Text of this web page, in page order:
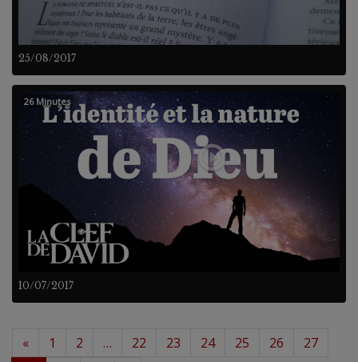
25/08/2017
10/07/2017
26 Minutes
« 1 2 … 22 23 24 25 26
27